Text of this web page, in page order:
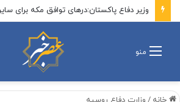
منو